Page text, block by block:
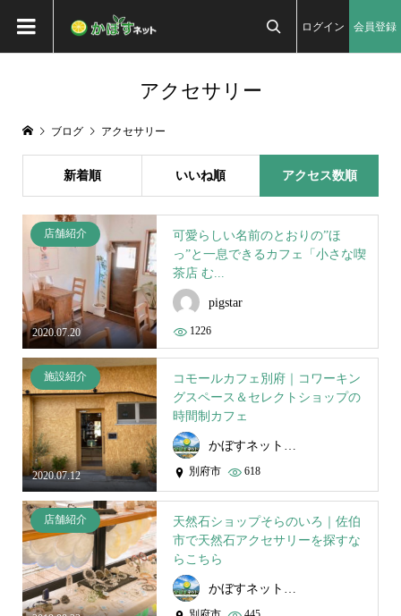
ログイン 会員登録
アクセサリー
ブログ アクセサリー
新着順 いいね順 アクセス数順
2020.07.20
店舗紹介
可愛らしい名前のとおりの”ほ
っ”と一息できるカフェ「小さな喫
茶店 む...
pigstar
1226
2020.07.12
施設紹介
コモールカフェ別府｜コワーキン
グスペース＆セレクトショップの
時間制カフェ
別府市 618
店舗紹介
天然石ショップそらのいろ｜佐伯
市で天然石アクセサリーを探すな
らこちら